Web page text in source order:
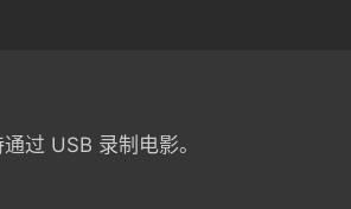
过 USB 录制电影。